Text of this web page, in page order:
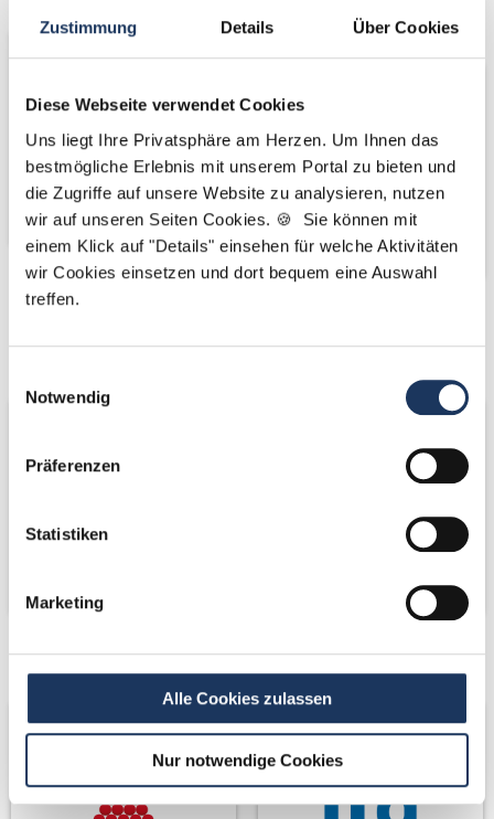
Zustimmung Details Über Cookies
Diese Webseite verwendet Cookies
Uns liegt Ihre Privatsphäre am Herzen. Um Ihnen das
bestmögliche Erlebnis mit unserem Portal zu bieten und
die Zugriffe auf unsere Website zu analysieren, nutzen
wir auf unseren Seiten Cookies. 🍪 Sie können mit
einem Klick auf "Details" einsehen für welche Aktivitäten
wir Cookies einsetzen und dort bequem eine Auswahl
treffen.
Notwendig
Präferenzen
Statistiken
Marketing
Alle Cookies zulassen
Nur notwendige Cookies
Bäume
Netzwerk-Partner Netzwerk-Partner